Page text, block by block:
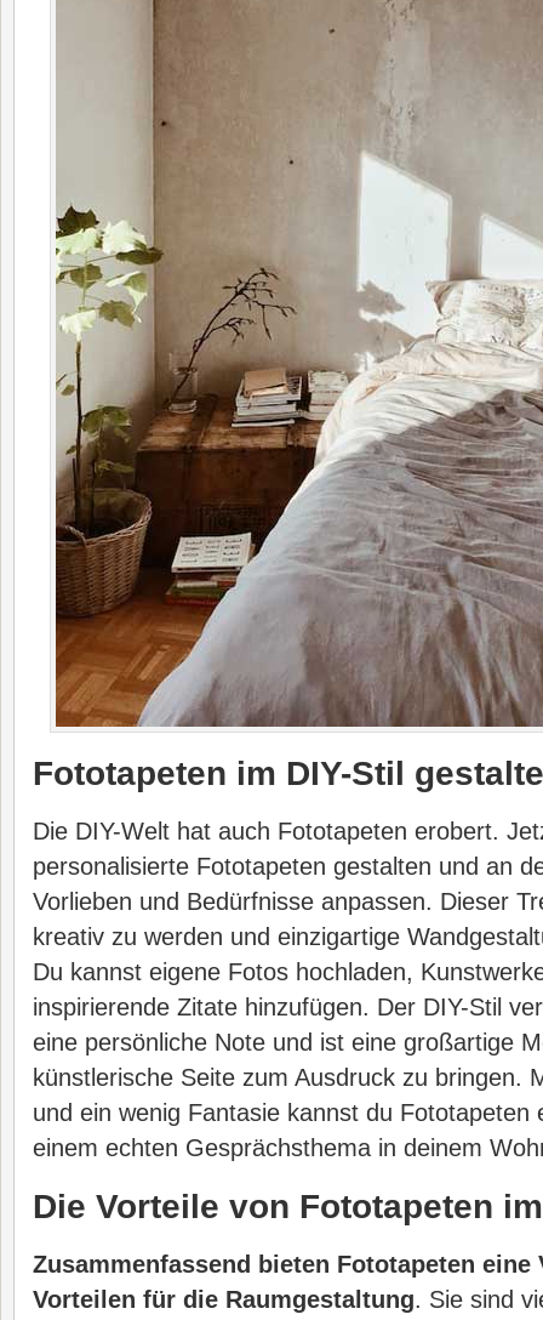
Fototapeten im DIY-Stil
Die DIY-Welt hat auch Fototapeten erobert.
personalisierte Fototapeten gestalten und an
Vorlieben und Bedürfnisse anpassen. Dieser
kreativ zu werden und einzigartige
Du kannst eigene Fotos hochladen,
inspirierende Zitate hinzufügen. Der DIY-Stil
eine persönliche Note und ist eine großartige
künstlerische Seite zum Ausdruck zu bringen.
und ein wenig Fantasie kannst du Fototapeten
einem echten Gesprächsthema in deinem
Die Vorteile von Fototapeten
Zusammenfassend bieten Fototapeten eine
Vorteilen für die Raumgestaltung. Sie sind